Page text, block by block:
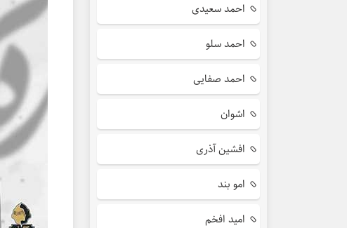
احمد سعیدی
احمد سلو
احمد صفایی
اشوان
افشین آذری
امو بند
امید افخم